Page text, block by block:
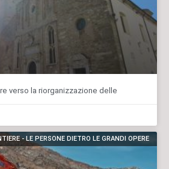
verso la riorganizzazione delle
- LE PERSONE DIETRO LE GRANDI OPERE